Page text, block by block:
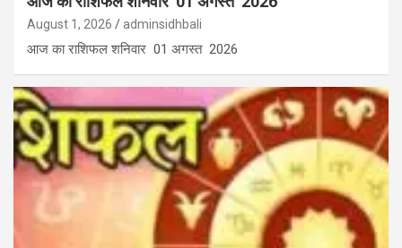
August 1, 2026 adminsidhbali
आज का राशिफल शनिवार 01 अगस्त 2026